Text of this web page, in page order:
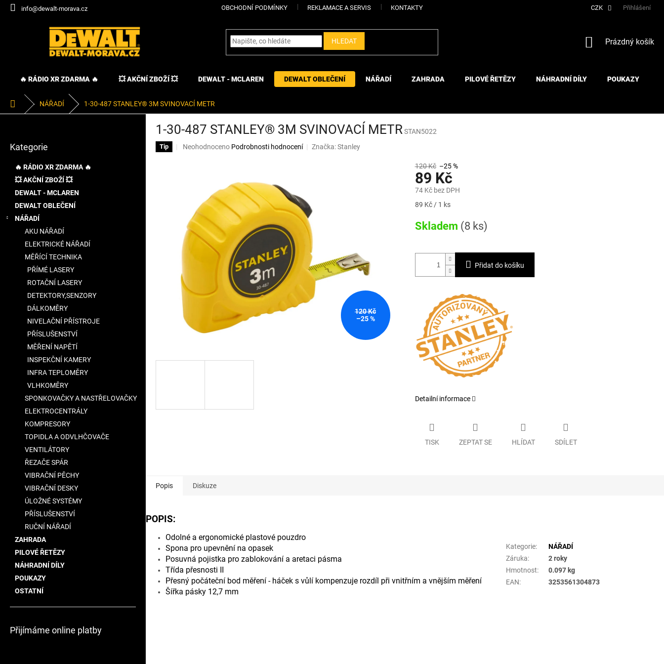
Přejít
info@dewalt-morava.cz OBCHODNÍ PODMÍNKY REKLAMACE A SERVIS KONTAKTY CZK Přihlášení
HLEDAT
NÁKUPNÍ
Prázdný košík
🔥 RÁDIO XR ZDARMA 🔥 💥 AKČNÍ ZBOŽÍ 💥 DEWALT - MCLAREN DEWALT OBLEČENÍ NÁŘADÍ ZAHRADA PILOVÉ ŘETĚZY NÁHRADNÍ DÍLY POUKAZY
Domů NÁŘADÍ 1-30-487 STANLEY® 3M SVINOVACÍ METR
kategorie
Kategorie
🔥 RÁDIO XR ZDARMA 🔥
💥 AKČNÍ ZBOŽÍ 💥
DEWALT - MCLAREN
DEWALT OBLEČENÍ
NÁŘADÍ
AKU NÁŘADÍ
ELEKTRICKÉ NÁŘADÍ
MĚŘÍCÍ TECHNIKA
PŘÍMÉ LASERY
ROTAČNÍ LASERY
DETEKTORY,SENZORY
DÁLKOMĚRY
NIVELAČNÍ PŘÍSTROJE
PŘÍSLUŠENSTVÍ
MĚŘENÍ NAPĚTÍ
INSPEKČNÍ KAMERY
INFRA TEPLOMĚRY
VLHKOMĚRY
SPONKOVAČKY A NASTŘELOVAČKY
ELEKTROCENTRÁLY
KOMPRESORY
TOPIDLA A ODVLHČOVAČE
VENTILÁTORY
ŘEZAČE SPÁR
VIBRAČNÍ PĚCHY
VIBRAČNÍ DESKY
ÚLOŽNÉ SYSTÉMY
PŘÍSLUŠENSTVÍ
RUČNÍ NÁŘADÍ
ZAHRADA
PILOVÉ ŘETĚZY
NÁHRADNÍ DÍLY
POUKAZY
OSTATNÍ
Přijímáme online platby
1-30-487 STANLEY® 3M SVINOVACÍ METRSTAN5022
Tip
Průměrné
hvězdiček.
Neohodnoceno Podrobnosti hodnocení Značka:Stanley
120 Kč
–25 %
120 Kč –25 %
89 Kč
74 Kč bez DPH
Měrná
89 Kč / 1 ks
Skladem (8 ks)
Přidat do košíku
Detailní informace
TISK ZEPTAT SE HLÍDAT SDÍLET
Popis Diskuze
POPIS:
Odolné a ergonomické plastové pouzdro
Spona pro upevnění na opasek
Posuvná pojistka pro zablokování a aretaci pásma
Třída přesnosti II
Přesný počáteční bod měření - háček s vůlí kompenzuje rozdíl při vnitřním a vnějším měření
Šířka pásky 12,7 mm
Kategorie:
NÁŘADÍ
Záruka:
2 roky
Hmotnost:
0.097 kg
EAN: 3253561304873